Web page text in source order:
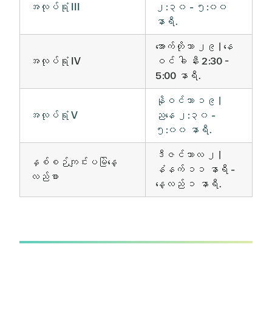
အလုပ်ရုံ III
၂:၃၀ - ၅:၀၀
နာရီ.
အလုပ်ရုံ IV
အောက်တိုဘာ ၂၉ | နေ
ဝင် ခါ နီး 2:30 -
5:00 နာရီ.
အလုပ်ရုံ V
နိုဝင်ဘာ ၁၉ |
ညနေ ၂:၃၀ -
၅:၀၀ နာရီ.
နှစ်စဉ်ကျင်းပမြဲနေ့
လည်စာ
ဒီဇင်ဘာလ ၂ |
နံနက် ၁၁ နာရီ -
နေ့လည် ၁ နာရီ.